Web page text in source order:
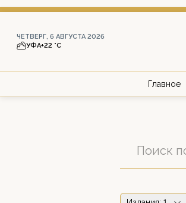
ЧЕТВЕРГ, 6 АВГУСТА 2026
УФА+22 °С
Главное